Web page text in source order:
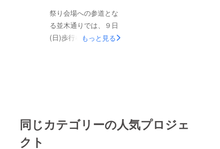
祭り会場への参道とな
る並木通りでは、９日
(日)歩行者天国を開催
レームのテントを使用
もっと見る
同じカテゴリーの人気プロジェ
クト